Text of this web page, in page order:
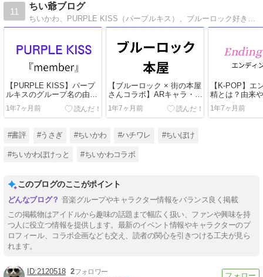
11
ちい爺ブログ
【PURPLE KISS】パープ
ルキスのグループ名の由来
やメンバーをご紹介
1年7ヶ月前
【ブルーロック × 街の本屋
さんコラボ】ARキャラ・フ
ォトフレーム・フォトフレ
ームカードをご紹介【スタ
ンプラリー】
1年7ヶ月前
【K-POP】エ
精とは？由来
うやって決め
で何という？
ィング妖精の
1年7ヶ月前
#書評 #うさぎ #ちいかわ #ハチワレ #ちいぽけ
#ちいかわぽけっと #ちいかわコラボ
このブログのここがポイント
音楽グループやキャラクター情報をバランス良く掲載
この掲載物はアイドルから趣味の話題まで幅広く扱い、ファンや興味を持
つ人に役立つ情報を提供します。最新のイベント情報やキャラクターのプ
ロフィール、コラボ企画なども交え、読者の関心を引きつける工夫が見ら
れます。
2120518 2